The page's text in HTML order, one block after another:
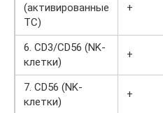
(активированные
ТС)
+
6. CD3/CD56 (NK-
клетки)
+
7. CD56 (NK-
клетки)
+